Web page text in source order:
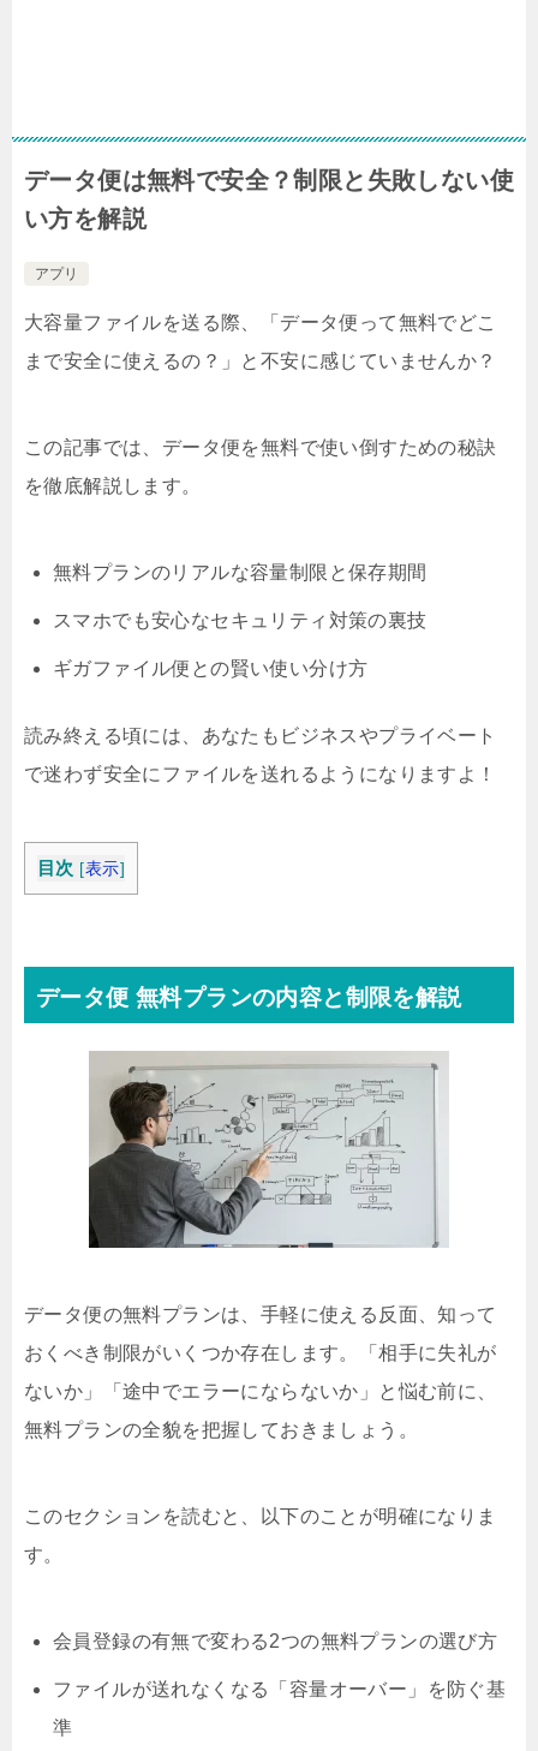
データ便は無料で安全？制限と失敗しない使
い方を解説
アプリ
大容量ファイルを送る際、「データ便って無料でどこ
まで安全に使えるの？」と不安に感じていませんか？
この記事では、データ便を無料で使い倒すための秘訣
を徹底解説します。
無料プランのリアルな容量制限と保存期間
スマホでも安心なセキュリティ対策の裏技
ギガファイル便との賢い使い分け方
読み終える頃には、あなたもビジネスやプライベート
で迷わず安全にファイルを送れるようになりますよ！
目次 [表示]
データ便 無料プランの内容と制限を解説
データ便の無料プランは、手軽に使える反面、知って
おくべき制限がいくつか存在します。「相手に失礼が
ないか」「途中でエラーにならないか」と悩む前に、
無料プランの全貌を把握しておきましょう。
このセクションを読むと、以下のことが明確になりま
す。
会員登録の有無で変わる2つの無料プランの選び方
ファイルが送れなくなる「容量オーバー」を防ぐ基
準